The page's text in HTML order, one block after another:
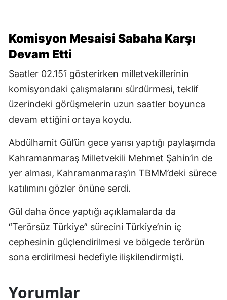
Komisyon Mesaisi Sabaha Karşı
Devam Etti
Saatler 02.15’i gösterirken milletvekillerinin
komisyondaki çalışmalarını sürdürmesi, teklif
üzerindeki görüşmelerin uzun saatler boyunca
devam ettiğini ortaya koydu.
Abdülhamit Gül’ün gece yarısı yaptığı paylaşımda
Kahramanmaraş Milletvekili Mehmet Şahin’in de
yer alması, Kahramanmaraş’ın TBMM’deki sürece
katılımını gözler önüne serdi.
Gül daha önce yaptığı açıklamalarda da
“Terörsüz Türkiye” sürecini Türkiye’nin iç
cephesinin güçlendirilmesi ve bölgede terörün
sona erdirilmesi hedefiyle ilişkilendirmişti.
Yorumlar